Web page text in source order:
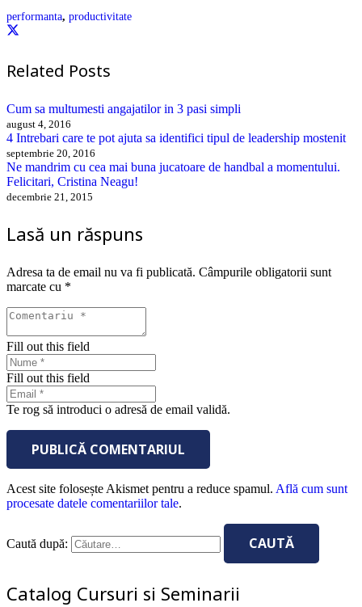
performanta, productivitate
Related Posts
Cum sa multumesti angajatilor in 3 pasi simpli
august 4, 2016
4 Intrebari care te pot ajuta sa identifici tipul de leadership mostenit
septembrie 20, 2016
Ne mandrim cu cea mai buna jucatoare de handbal a momentului.
Felicitari, Cristina Neagu!
decembrie 21, 2015
Lasă un răspuns
Adresa ta de email nu va fi publicată. Câmpurile obligatorii sunt
marcate cu *
Fill out this field
Fill out this field
Te rog să introduci o adresă de email validă.
PUBLICĂ COMENTARIUL
Acest site folosește Akismet pentru a reduce spamul. Află cum sunt
procesate datele comentariilor tale.
Caută după:
Catalog Cursuri si Seminarii